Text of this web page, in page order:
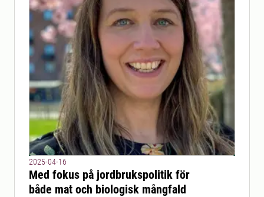
2025-04-16
Med fokus på jordbrukspolitik för
både mat och biologisk mångfald